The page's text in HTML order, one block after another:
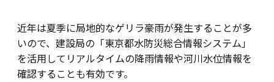
近年は夏季に局地的なゲリラ豪雨が発生することが多
いので、建設局の「東京都水防災総合情報システム」
を活用してリアルタイムの降雨情報や河川水位情報を
確認することも有効です。